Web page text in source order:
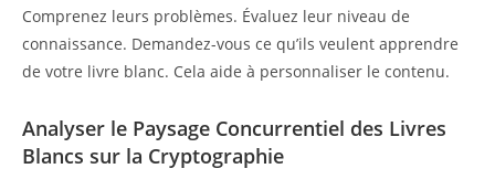
Comprenez leurs problèmes. Évaluez leur niveau de
connaissance. Demandez-vous ce qu’ils veulent apprendre
de votre livre blanc. Cela aide à personnaliser le contenu.
Analyser le Paysage Concurrentiel des Livres
Blancs sur la Cryptographie